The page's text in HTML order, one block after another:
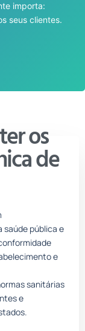
importa:
seus clientes.
os
de
saúde pública e
e
sanitárias
e